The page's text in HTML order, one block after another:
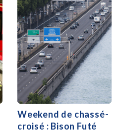
Weekend de chassé-
croisé : Bison Futé